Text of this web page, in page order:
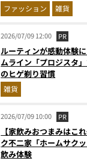
ファッション 雑貨
2026/07/09 12:00 PR
ルーティンが感動体験
ムライン「プロジスタ
のヒゲ剃り習慣
雑貨
2026/07/09 10:00 PR
【家飲みおつまみはこ
ク不二家「ホームサク
飲み体験